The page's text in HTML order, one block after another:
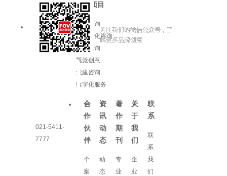
021-5411-
7777
服务项目
品牌咨询
企业文化咨询
增长咨询
视觉创意
党建咨询
数字化服务
合
作
伙
伴
个
案
资
讯
动
态
动
态
著
作
期
刊
专
业
关
于
我
们
企
业
联
系
联
系
我
们